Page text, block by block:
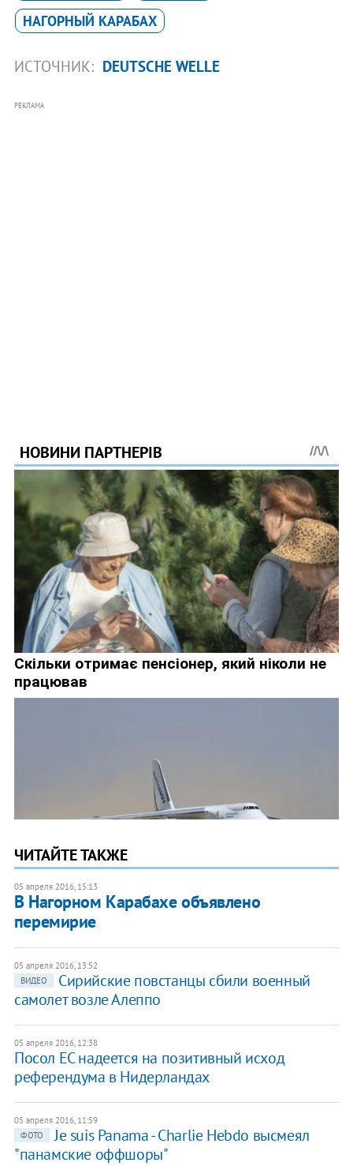
НАГОРНЫЙ КАРАБАХ
ИСТОЧНИК: DEUTSCHE WELLE
РЕКЛАМА
ЧИТАЙТЕ ТАКЖЕ
05 апреля 2016, 15:13
В Нагорном Карабахе объявлено
перемирие
05 апреля 2016, 13:52
ВИДЕО
Сирийские повстанцы сбили военный
самолет возле Алеппо
05 апреля 2016, 12:38
Посол ЕС надеется на позитивный исход
референдума в Нидерландах
05 апреля 2016, 11:59
ФОТО
Je suis Panama - Charlie Hebdo высмеял
"панамские оффшоры"